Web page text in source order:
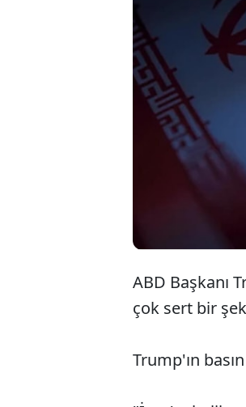
ABD Başkanı
çok sert bir
Trump'ın